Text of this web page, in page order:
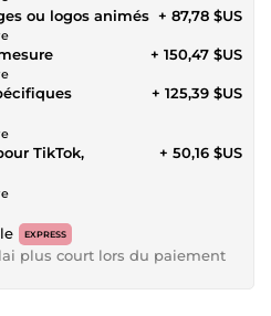
ou logos animés + 87,78 $US
+ 150,47 $US
+ 125,39 $US
TikTok,
+ 50,16 $US
EXPRESS
plus court lors du paiement